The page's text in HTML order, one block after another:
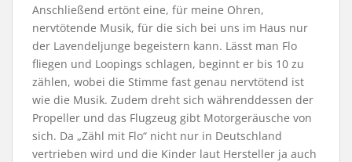
Anschließend ertönt eine, für meine Ohren,
nervtötende Musik, für die sich bei uns im Haus nur
der Lavendeljunge begeistern kann. Lässt man Flo
fliegen und Loopings schlagen, beginnt er bis 10 zu
zählen, wobei die Stimme fast genau nervtötend ist
wie die Musik. Zudem dreht sich währenddessen der
Propeller und das Flugzeug gibt Motorgeräusche von
sich. Da „Zähl mit Flo“ nicht nur in Deutschland
vertrieben wird und die Kinder laut Hersteller ja auch